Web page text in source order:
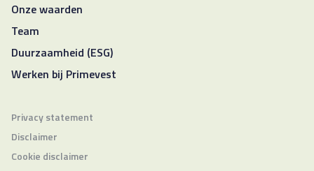
Onze waarden
Team
Duurzaamheid (ESG)
Werken bij Primevest
Privacy statement
Disclaimer
Cookie disclaimer